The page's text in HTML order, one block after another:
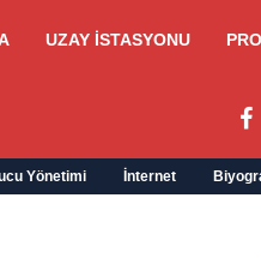
UZAY İSTASYONU
Yönetimi İnternet